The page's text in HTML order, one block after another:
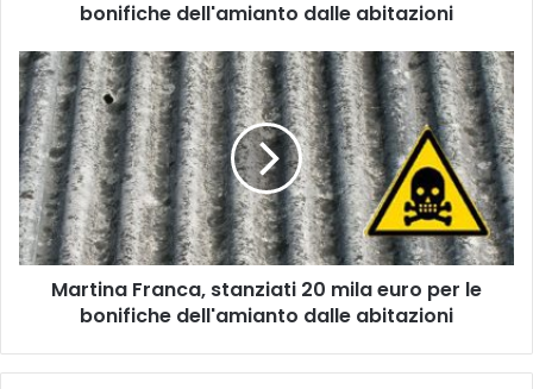
bonifiche dell'amianto dalle abitazioni
Martina
Franca,
stanziati
20
mila
euro
per
le
bonifiche
dell'amianto
Martina Franca, stanziati 20 mila euro per le
bonifiche dell'amianto dalle abitazioni